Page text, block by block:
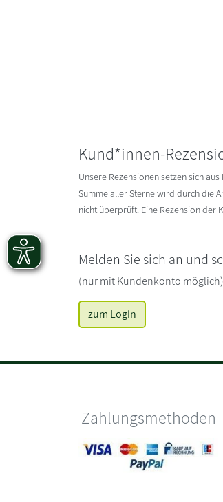
Kund*innen-
Unsere Rezensionen setzen sich
Summe aller Sterne wird durch die
nicht überprüft. Eine Rezension der
Melden Sie sich an und
(nur mit Kundenkonto möglich)
zum Login
Zahlungsmethoden